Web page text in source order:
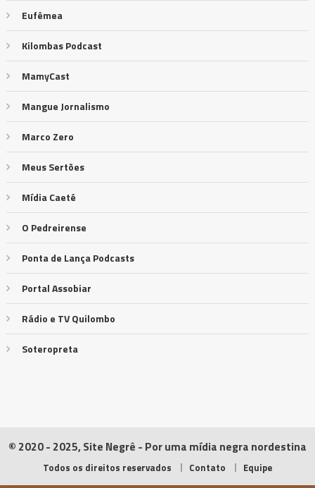
Eufêmea
Kilombas Podcast
MamyCast
Mangue Jornalismo
Marco Zero
Meus Sertões
Mídia Caeté
O Pedreirense
Ponta de Lança Podcasts
Portal Assobiar
Rádio e TV Quilombo
Soteropreta
© 2020 - 2025, Site Negrê - Por uma mídia negra nordestina
Todos os direitos reservados Contato Equipe